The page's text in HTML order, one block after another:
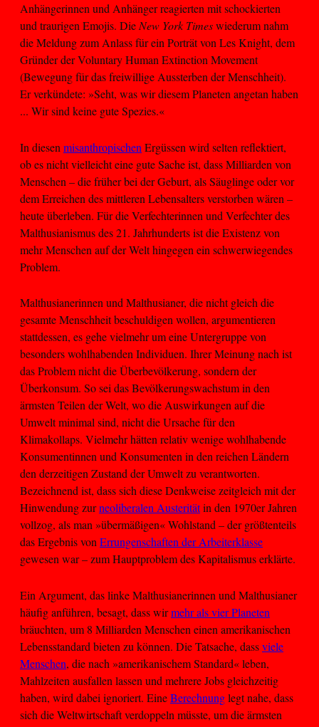
Anhängerinnen und Anhänger reagierten mit schockierten
und traurigen Emojis. Die New York Timeswiederum nahm
die Meldung zum Anlass für ein Porträt von Les Knight, dem
Gründer der Voluntary Human Extinction Movement
(Bewegung für das freiwillige Aussterben der Menschheit).
Er verkündete: »Seht, was wir diesem Planeten angetan haben
... Wir sind keine gute Spezies.«
In diesen misanthropischen Ergüssen wird selten reflektiert,
ob es nicht vielleicht eine gute Sache ist, dass Milliarden von
Menschen – die früher bei der Geburt, als Säuglinge oder vor
dem Erreichen des mittleren Lebensalters verstorben wären –
heute überleben. Für die Verfechterinnen und Verfechter des
Malthusianismus des 21. Jahrhunderts ist die Existenz von
mehr Menschen auf der Welt hingegen ein schwerwiegendes
Problem.
Malthusianerinnen und Malthusianer, die nicht gleich die
gesamte Menschheit beschuldigen wollen, argumentieren
stattdessen, es gehe vielmehr um eine Untergruppe von
besonders wohlhabenden Individuen. Ihrer Meinung nach ist
das Problem nicht die Überbevölkerung, sondern der
Überkonsum. So sei das Bevölkerungswachstum in den
ärmsten Teilen der Welt, wo die Auswirkungen auf die
Umwelt minimal sind, nicht die Ursache für den
Klimakollaps. Vielmehr hätten relativ wenige wohlhabende
Konsumentinnen und Konsumenten in den reichen Ländern
den derzeitigen Zustand der Umwelt zu verantworten.
Bezeichnend ist, dass sich diese Denkweise zeitgleich mit der
Hinwendung zurneoliberalen Austeritätin den 1970er Jahren
vollzog, als man »übermäßigen« Wohlstand – der größtenteils
das Ergebnis von Errungenschaften der Arbeiterklasse
gewesen war – zum Hauptproblem des Kapitalismus erklärte.
Ein Argument, das linke Malthusianerinnen und Malthusianer
häufig anführen, besagt, dass wirmehr als vier Planeten
bräuchten, um 8 Milliarden Menschen einen amerikanischen
Lebensstandard bieten zu können. Die Tatsache, dassviele
Menschen, die nach »amerikanischem Standard« leben,
Mahlzeiten ausfallen lassen und mehrere Jobs gleichzeitig
haben, wird dabei ignoriert. EineBerechnunglegt nahe, dass
sich die Weltwirtschaft verdoppeln müsste, um die ärmsten